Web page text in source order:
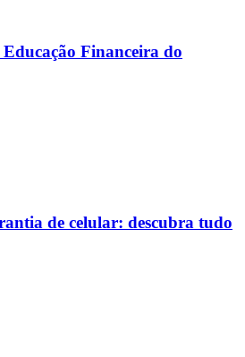
Financeira do
de celular: descubra tudo